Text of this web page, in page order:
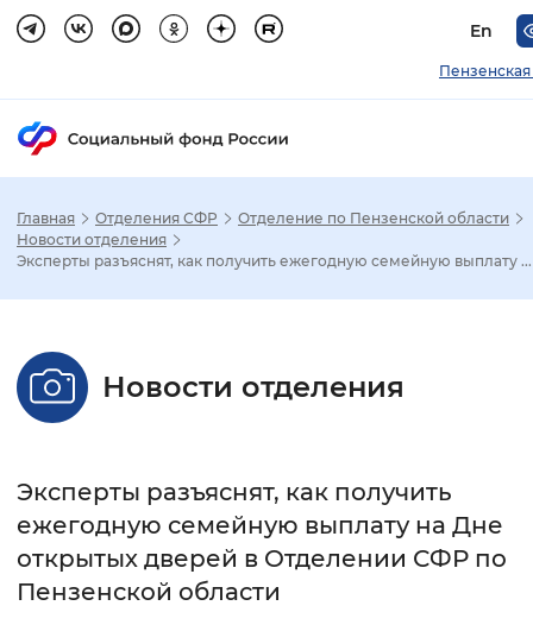
En
Пензенская
Настройка режима отображения
Стандартный Увеличенный
Без засечек
Интервал между буквами
Главная Отделения СФР
Отделение по Пензенской области
Новости отделения
Эксперты разъяснят, как получить ежегодную семейную выплату ...
Новости отделения
Эксперты разъяснят, как получить
ежегодную семейную выплату на Дне
открытых дверей в Отделении СФР по
Пензенской области